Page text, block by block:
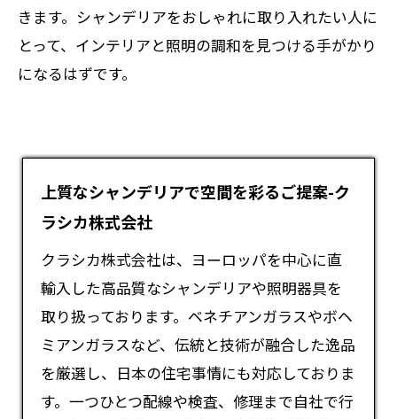
きます。シャンデリアをおしゃれに取り入れたい人に
とって、インテリアと照明の調和を見つける手がかり
になるはずです。
上質なシャンデリアで空間を彩るご提案-ク
ラシカ株式会社
クラシカ株式会社は、ヨーロッパを中心に直
輸入した高品質なシャンデリアや照明器具を
取り扱っております。ベネチアンガラスやボヘ
ミアンガラスなど、伝統と技術が融合した逸品
を厳選し、日本の住宅事情にも対応しておりま
す。一つひとつ配線や検査、修理まで自社で行